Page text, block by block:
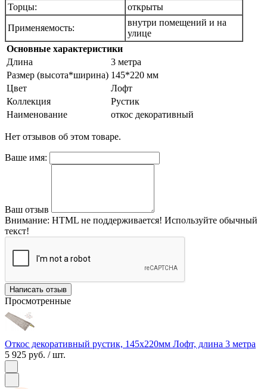
Торцы:
открыты
Применяемость:
внутри помещений и на
улице
Основные характеристики
Длина
3 метра
Размер (высота*ширина) 145*220 мм
Цвет
Лофт
Коллекция
Рустик
Наименование
откос декоративный
Нет отзывов об этом товаре.
Ваше имя:
Ваш отзыв
Внимание: HTML не поддерживается! Используйте обычный
текст!
Написать отзыв
Просмотренные
Откос декоративный рустик, 145х220мм Лофт, длина 3 метра
5 925 руб. / шт.